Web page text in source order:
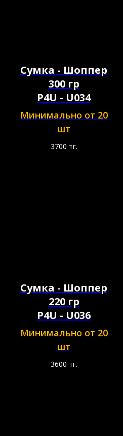
Сумка - Шоппер
300 гр
P4U - U034
Минимально от 20
шт
3700 тг.
Сумка - Шоппер
220 гр
P4U - U036
Минимально от 20
шт
3600 тг.